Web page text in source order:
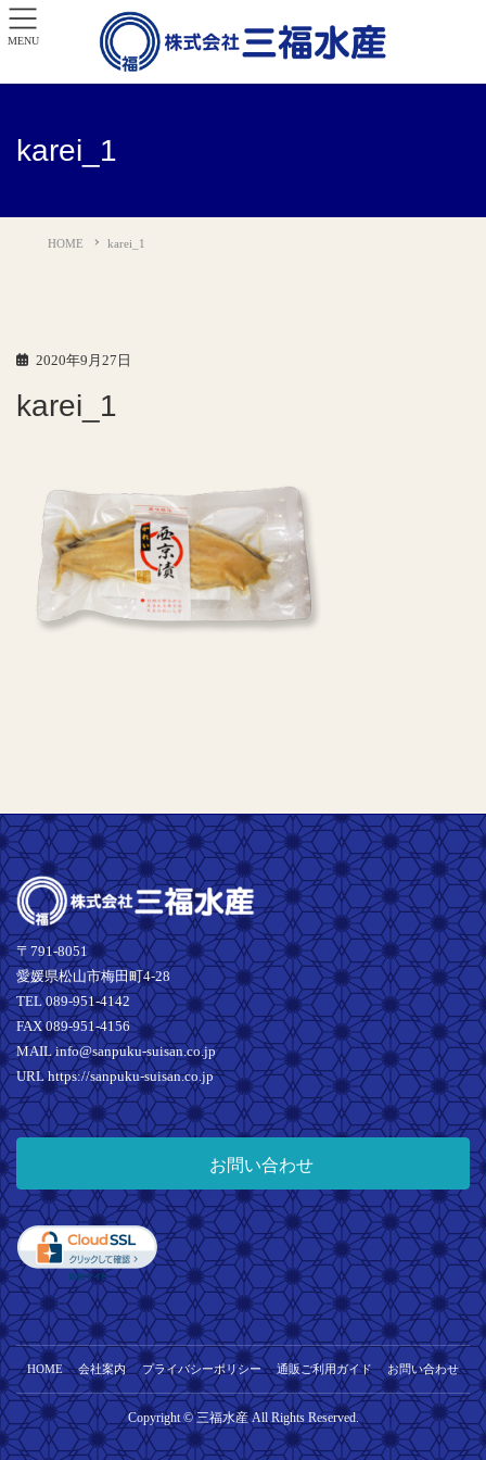
karei_1
HOME karei_1
2020年9月27日
karei_1
〒791-8051
愛媛県松山市梅田町4-28
TEL 089-951-4142
FAX 089-951-4156
MAIL info@sanpuku-suisan.co.jp
URL https://sanpuku-suisan.co.jp
お問い合わせ
HOME 会社案内 プライバシーポリシー 通販ご利用ガイド お問い合わせ
Copyright © 三福水産 All Rights Reserved.
MENU